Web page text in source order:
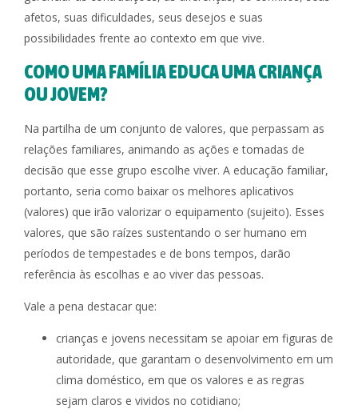
afetos, suas dificuldades, seus desejos e suas
possibilidades frente ao contexto em que vive.
COMO UMA FAMÍLIA EDUCA UMA CRIANÇA
OU JOVEM?
Na partilha de um conjunto de valores, que perpassam as
relações familiares, animando as ações e tomadas de
decisão que esse grupo escolhe viver. A educação familiar,
portanto, seria como baixar os melhores aplicativos
(valores) que irão valorizar o equipamento (sujeito). Esses
valores, que são raízes sustentando o ser humano em
períodos de tempestades e de bons tempos, darão
referência às escolhas e ao viver das pessoas.
Vale a pena destacar que:
crianças e jovens necessitam se apoiar em figuras de
autoridade, que garantam o desenvolvimento em um
clima doméstico, em que os valores e as regras
sejam claros e vividos no cotidiano;